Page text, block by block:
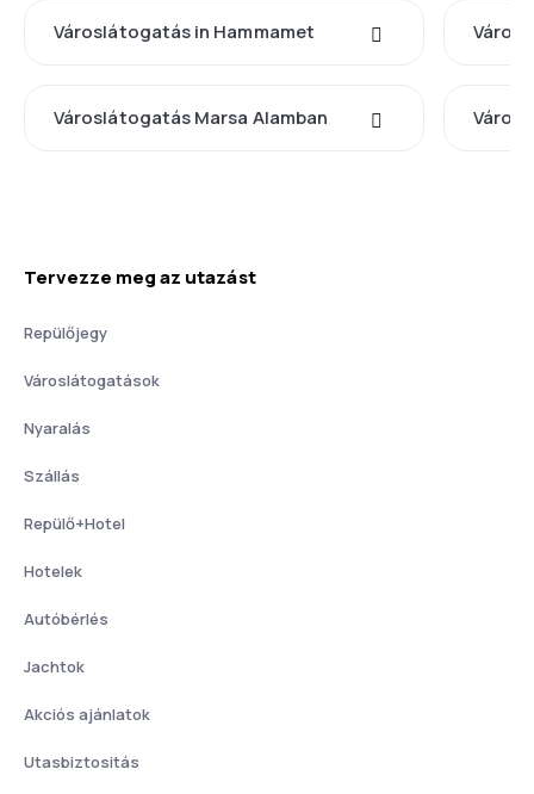
Városlátogatás in Hammamet
Városlátogatás Marsa Alamban
Tervezze meg az utazást
Repülőjegy
Városlátogatások
Nyaralás
Szállás
Repülő+Hotel
Hotelek
Autóbérlés
Jachtok
Akciós ajánlatok
Utasbiztositás